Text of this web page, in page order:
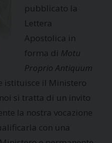
pubblicato la
Lettera
Apostolica in
forma di Motu
Proprio Antiquum
istituisce il Ministero
si tratta di un invito
la nostra vocazione
con una